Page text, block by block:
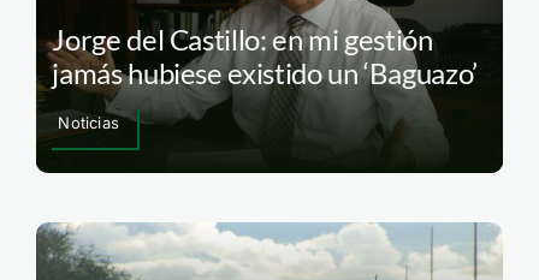
Jorge del Castillo: en mi gestión
jamás hubiese existido un ‘Baguazo’
Noticias